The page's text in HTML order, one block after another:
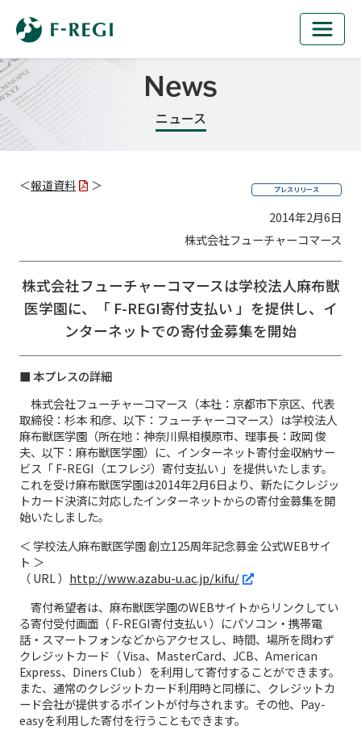
News
ニュース
＜報道資料 ＞ プレスリリース
2014年2月6日
株式会社フューチャーコマース
株式会社フューチャーコマースは学校法人麻布獣
医学園に、
「 F-REGI寄付支払い 」を提供し、イ
ンターネットでの寄付金募集を開始
■ 本プレスの詳細
株式会社フューチャーコマース（本社：京都市下京区、代表
取締役：杉本 和彦、以下：フューチャーコマース）は学校法人
麻布獣医学園（所在地：神奈川県相模原市、理事長：政岡 俊
夫、以下：麻布獣医学園）に、インターネット寄付金収納サー
ビス「 F-REGI（エフレジ）寄付支払い 」を提供いたします。
これを受け麻布獣医学園は2014年2月6日より、新たにクレジッ
トカード決済に対応したインターネットからの寄付金募集を開
始いたしました。
＜ 学校法人麻布獣医学園 創立125周年記念募金 公式WEBサイ
ト ＞
（ URL ） http://www.azabu-u.ac.jp/kifu/
寄付希望者は、麻布獣医学園のWEBサイトからリンクしてい
る寄付受付画面（ F-REGI寄付支払い ）にパソコン・携帯電
話・スマートフォンなどからアクセスし、時間、場所を問わず
クレジットカード（ Visa、MasterCard、JCB、American
Express、Diners Club ）を利用して寄付することができます。
また、通常のクレジットカード利用時と同様に、クレジットカ
ード会社が提供するポイントが付与されます。その他、Pay-
easyを利用した寄付を行うこともできます。